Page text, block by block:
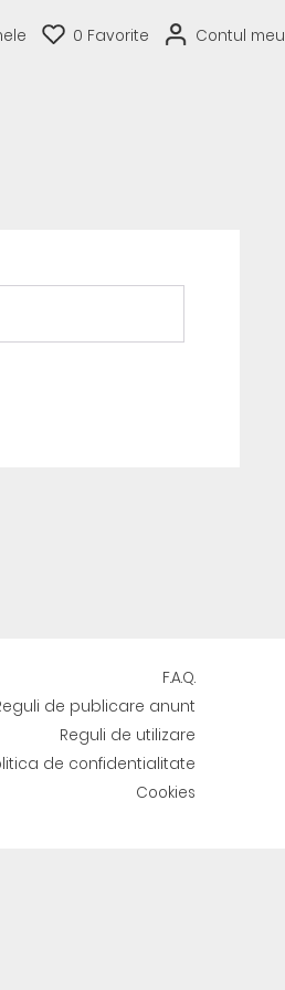
0 Favorite Contul meu
F.A.Q.
de publicare anunt
Reguli de utilizare
de confidentialitate
Cookies